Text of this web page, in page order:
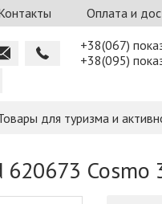
Оплата и
+38(067)
+38(095)
для туризма и
Cosmo